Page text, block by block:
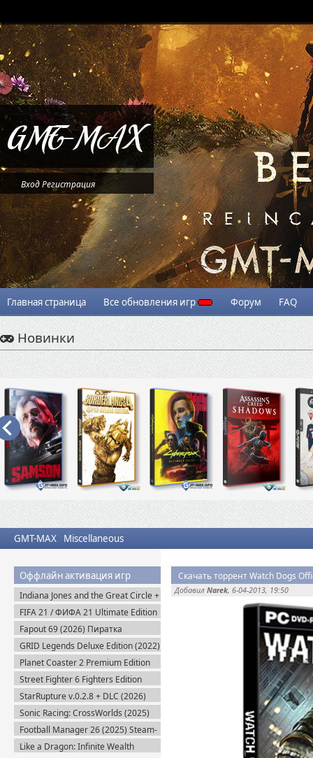
ВходРегистрация
Главная страница Все обновления игр Форум FAQ
Новинки
GMT-MAX Miscellaneous
Оффлайн активация игр
Indiana Jones and the Great Circle +
The Order of Giants v.1.0.17.0
(2024) Пиратка
FIFA 21 / ФИФА 21 Ultimate Edition
(2020) Пиратка
Fapout 69 (2026) Пиратка
GRID Legends Deluxe Edition (2022)
EA-Rip
Planet Coaster 2 Premium Edition
(2024) Steam-Rip
Street Fighter 6 Fighters Edition
(2023) Steam-Rip
StarRupture v.0.2.8 + DLC (2026)
Пиратка
Sonic Racing: CrossWorlds (2025)
Steam-Rip
Football Manager 26 (2025) Steam-
Rip
Like a Dragon: Infinite Wealth
Скачать торрент Watch Dogs
Добавил Narek, 6-04-2013, 19:50